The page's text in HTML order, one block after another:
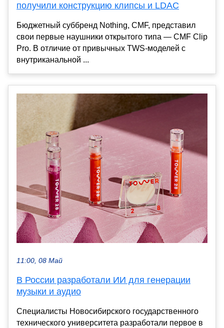
получили конструкцию клипсы и LDAC
Бюджетный суббренд Nothing, CMF, представил
свои первые наушники открытого типа — CMF Clip
Pro. В отличие от привычных TWS-моделей с
внутриканальной ...
11:00, 08 Май
В России разработали ИИ для генерации
музыки и аудио
Специалисты Новосибирского государственного
технического университета разработали первое в